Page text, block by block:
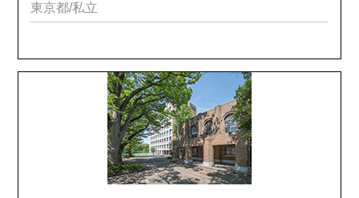
東京都/私立